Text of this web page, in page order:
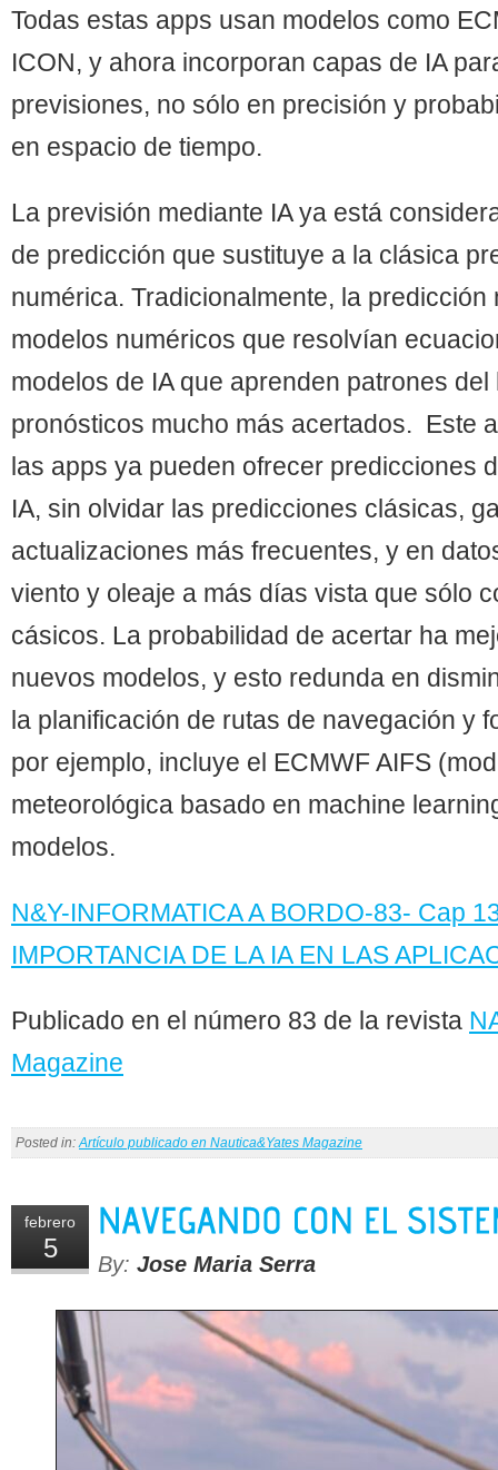
En diez años se estiman 50.000 millones de equipos conectados a internet.
La web del Navegante Tecnológico
Todas estas apps usan modelos como
ICON, y ahora incorporan capas de IA
previsiones, no sólo en precisión y
en espacio de tiempo.
La previsión mediante IA ya está
de predicción que sustituye a la clásica
numérica. Tradicionalmente, la predicción
modelos numéricos que resolvían
modelos de IA que aprenden patrones
pronósticos mucho más acertados. Este
las apps ya pueden ofrecer predicciones
IA, sin olvidar las predicciones clásicas,
actualizaciones más frecuentes, y en
viento y oleaje a más días vista que sólo
cásicos. La probabilidad de acertar ha
nuevos modelos, y esto redunda en
la planificación de rutas de navegación y
por ejemplo, incluye el ECMWF AIFS
meteorológica basado en machine
modelos.
N&Y-INFORMATICA A BORDO-83- Cap
IMPORTANCIA DE LA IA EN LAS
Publicado en el número 83 de la revista
Magazine
Posted in: Artículo publicado en Nautica&Yates Magazine
febrero
5
By: Jose Maria Serra